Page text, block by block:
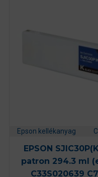
Epson kellékanyag
EPSON
patron 294.3 ml
C33S020639